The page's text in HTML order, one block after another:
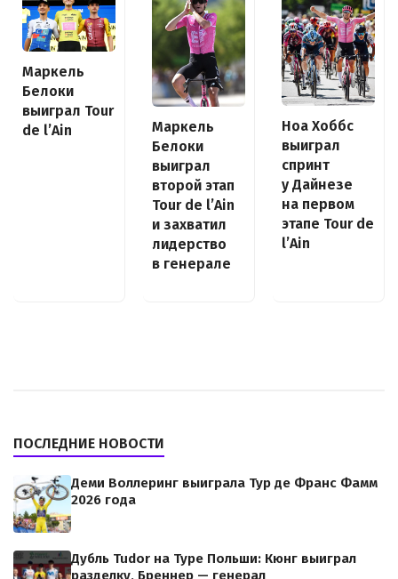
Маркель
Белоки
выиграл Tour
de l’Ain
Маркель
Белоки
выиграл
второй этап
Tour de l’Ain
и захватил
лидерство
в генерале
Ноа Хоббс
выиграл
спринт
у Дайнезе
на первом
этапе Tour de
l’Ain
ПОСЛЕДНИЕ НОВОСТИ
Деми Воллеринг выиграла Тур де Франс Фамм
2026 года
Дубль Tudor на Туре Польши: Кюнг выиграл